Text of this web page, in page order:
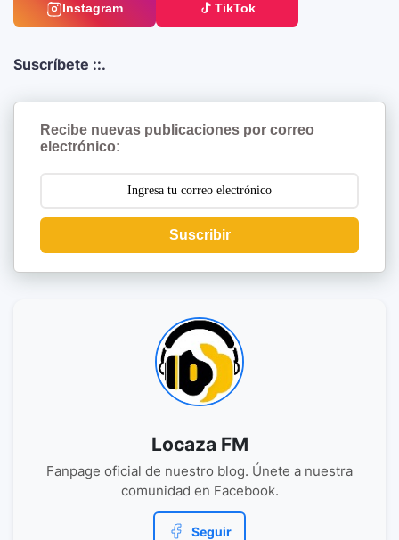
Instagram TikTok
Suscríbete ::.
Recibe nuevas publicaciones por correo
electrónico:
Suscribir
Locaza FM
Fanpage oficial de nuestro blog. Únete a nuestra
comunidad en Facebook.
Seguir